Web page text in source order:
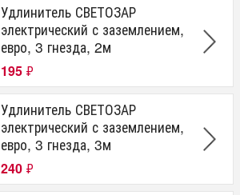
Удлинитель СВЕТОЗАР
электрический с заземлением,
евро, 3 гнезда, 2м
195 ₽
Удлинитель СВЕТОЗАР
электрический с заземлением,
евро, 3 гнезда, 3м
240 ₽